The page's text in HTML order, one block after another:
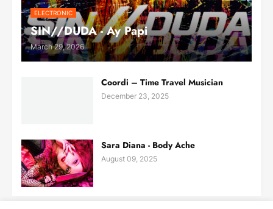
ELECTRONIC
SIN//DUDA - Ay Papi
March 29, 2026
Coordi – Time Travel Musician
December 23, 2025
Sara Diana - Body Ache
August 09, 2025